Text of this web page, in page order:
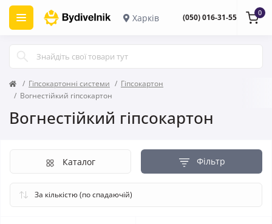
Харків (050) 016-31-55 0
Гіпсокартонні системи
Гіпсокартон
Вогнестійкий гіпсокартон
Вогнестійкий гіпсокартон
Фільтр
Каталог